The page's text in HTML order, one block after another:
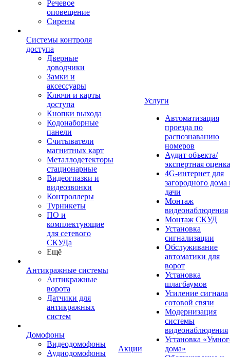
Речевое
оповещение
Сирены
Системы контроля
доступа
Дверные
доводчики
Замки и
аксессуары
Ключи и карты
доступа
Кнопки выхода
Кодонаборные
панели
Считыватели
магнитных карт
Металлодетекторы
стационарные
Видеогпазки и
видеозвонки
Контроллеры
Турникеты
ПО и
комплектующие
для сетевого
СКУДа
Ещё
Антикражные системы
Антикражные
ворота
Датчики для
антикражных
систем
Домофоны
Видеодомофоны
Аудиодомофоны
Акции
Услуги
Автоматизация
проезда по
распознаванию
номеров
Аудит объекта/
экспертная оценка
4G-интернет для
загородного дома
дачи
Монтаж
видеонаблюдения
Монтаж СКУД
Установка
сигнализации
Обслуживание
автоматики для
ворот
Установка
шлагбаумов
Усиление сигнала
сотовой связи
Модернизация
системы
видеонаблюдения
Установка
дома»